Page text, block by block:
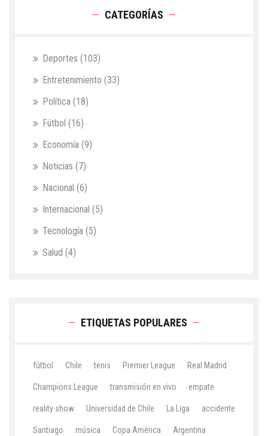
CATEGORÍAS
Deportes (103)
Entretenimiento (33)
Política (18)
Fútbol (16)
Economía (9)
Noticias (7)
Nacional (6)
Internacional (5)
Tecnología (5)
Salud (4)
ETIQUETAS POPULARES
fútbol Chile tenis Premier League Real Madrid
Champions League transmisión en vivo empate
reality show Universidad de Chile La Liga accidente
Santiago música Copa América Argentina